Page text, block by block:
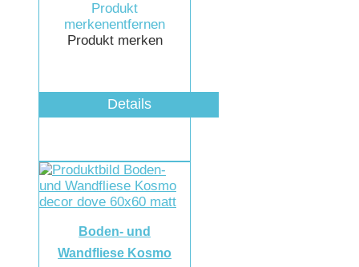
Produkt
merkenentfernen
Produkt merken
Details
Boden- und
Wandfliese Kosmo